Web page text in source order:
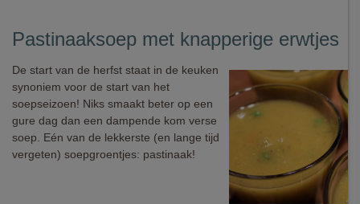
Pastinaaksoep met knapperige erwtjes
De start van de herfst staat in de keuken
synoniem voor de start van het
soepseizoen! Niks smaakt beter op een
gure dag dan een dampende kom verse
soep. Eén van de lekkerste (en lange tijd
vergeten) soepgroentjes: pastinaak!